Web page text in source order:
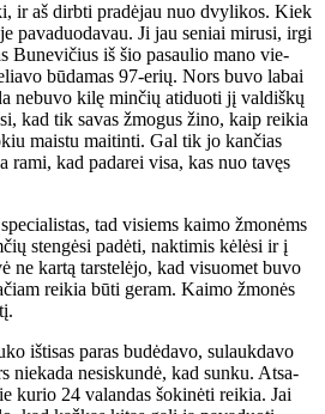
ir aš dirb­ti pra­dė­jau nuo dvy­li­kos. Kiek
pa­va­duo­da­vau. Ji jau se­niai mi­ru­si, ir­gi
Bu­ne­vi­čius iš šio pa­sau­lio ma­no vie­
bū­da­mas 97-erių. Nors bu­vo la­bai
ne­bu­vo ki­lę min­čių ati­duo­ti jį val­diš­kų
kad tik sa­vas žmo­gus ži­no, kaip rei­kia
mais­tu mai­tin­ti. Gal tik jo kan­čias
ra­mi, kad pa­da­rei vi­sa, kas nuo ta­vęs
tad vi­siems kai­mo žmo­nėms
sten­gė­si pa­dė­ti, nak­ti­mis kė­lė­si ir į
ne kar­tą tars­te­lė­jo, kad vi­suo­met bu­vo
rei­kia bū­ti ge­ram. Kai­mo žmo­nės
iš­ti­sas pa­ras bu­dė­da­vo, su­lauk­da­vo
nie­ka­da ne­si­skun­dė, kad sun­ku. At­sa­
ku­rio 24 va­lan­das šo­ki­nė­ti rei­kia. Jai